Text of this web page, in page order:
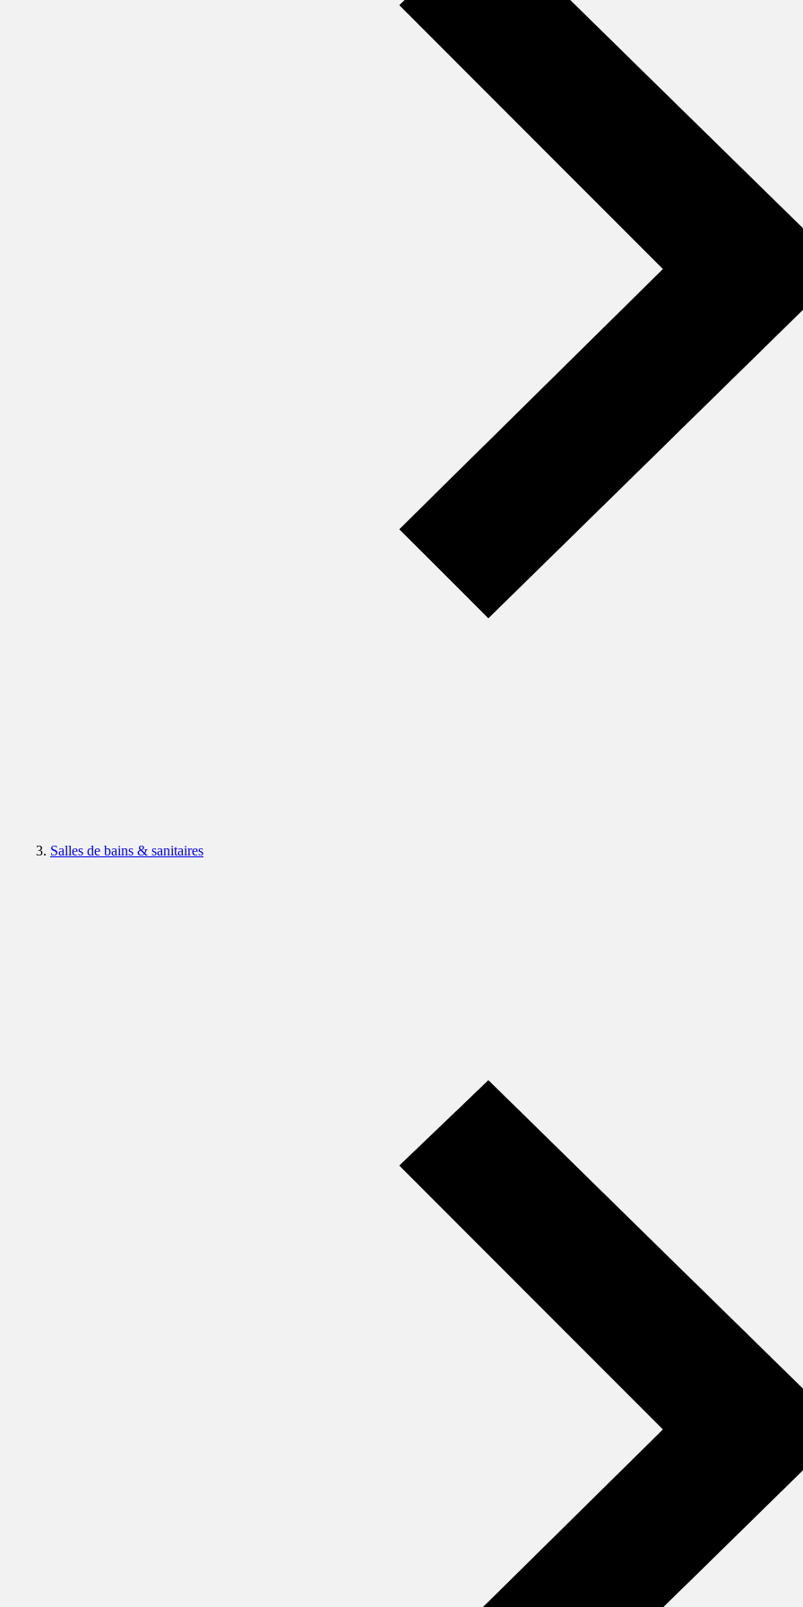
Salles de bains & sanitaires